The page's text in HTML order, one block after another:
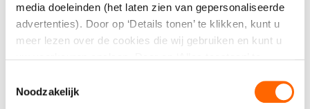
media doeleinden (het laten zien van gepersonaliseerde
advertenties). Door op ‘Details tonen’ te klikken, kunt u
meer lezen over de cookies die wij gebruiken en kunt u
zoals omschreven in onze cookieverklaring. U kunt uw
Noodzakelijk
Direct aanvragen